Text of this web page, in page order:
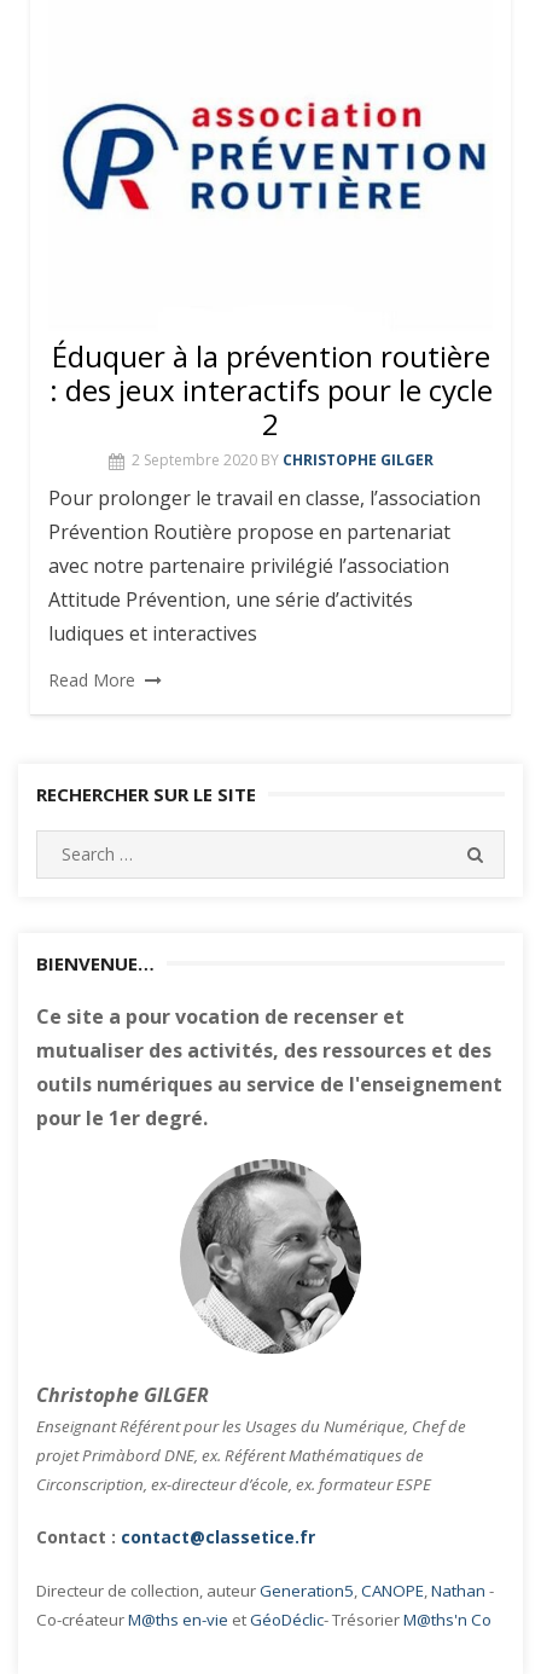
Éduquer à la prévention routière
: des jeux interactifs pour le cycle
2
2 Septembre 2020 BY CHRISTOPHE GILGER
Pour prolonger le travail en classe, l’association
Prévention Routière propose en partenariat
avec notre partenaire privilégié l’association
Attitude Prévention, une série d’activités
ludiques et interactives
Read More
RECHERCHER SUR LE SITE
Search
for:
BIENVENUE…
Ce site a pour vocation de recenser et
mutualiser des activités, des ressources et des
outils numériques au service de l'enseignement
pour le 1er degré.
Christophe GILGER
Enseignant Référent pour les Usages du Numérique, Chef de
projet Primàbord DNE, ex. Référent Mathématiques de
Circonscription, ex-directeur d’école, ex. formateur ESPE
Contact : contact@classetice.fr
Directeur de collection, auteurGeneration5,CANOPE,Nathan -
Co-créateurM@ths en-vie etGéoDéclic- TrésorierM@ths'n Co